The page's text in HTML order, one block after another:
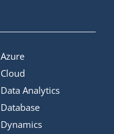
Azure
Cloud
Data Analytics
Database
Dynamics